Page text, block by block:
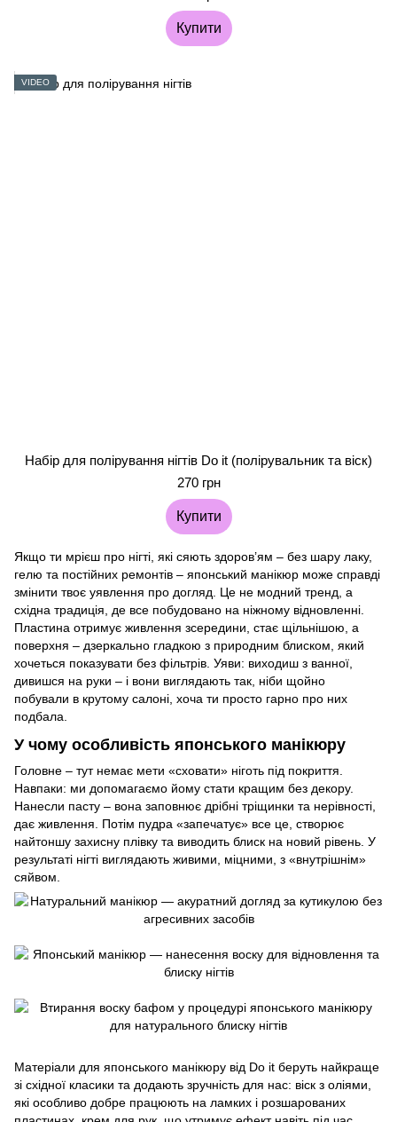
Купити
VIDEO
Набір для полірування нігтів Do it (полірувальник та віск)
270 грн
Купити
Якщо ти мрієш про нігті, які сяють здоров’ям – без шару лаку,
гелю та постійних ремонтів – японський манікюр може справді
змінити твоє уявлення про догляд. Це не модний тренд, а
східна традиція, де все побудовано на ніжному відновленні.
Пластина отримує живлення зсередини, стає щільнішою, а
поверхня – дзеркально гладкою з природним блиском, який
хочеться показувати без фільтрів. Уяви: виходиш з ванної,
дивишся на руки – і вони виглядають так, ніби щойно
побували в крутому салоні, хоча ти просто гарно про них
подбала.
У чому особливість японського манікюру
Головне – тут немає мети «сховати» ніготь під покриття.
Навпаки: ми допомагаємо йому стати кращим без декору.
Нанесли пасту – вона заповнює дрібні тріщинки та нерівності,
дає живлення. Потім пудра «запечатує» все це, створює
найтоншу захисну плівку та виводить блиск на новий рівень. У
результаті нігті виглядають живими, міцними, з «внутрішнім»
сяйвом.
Матеріали для японського манікюру від Do it беруть найкраще
зі східної класики та додають зручність для нас: віск з оліями,
які особливо добре працюють на ламких і розшарованих